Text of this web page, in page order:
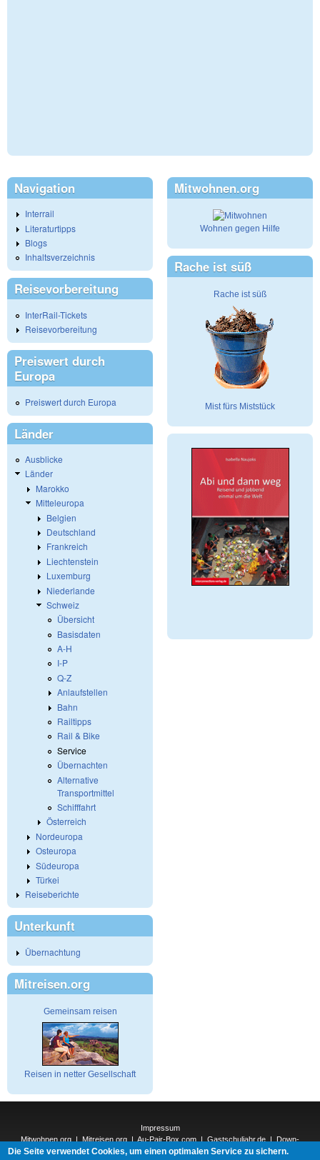
Navigation
Interrail
Literaturtipps
Blogs
Inhaltsverzeichnis
Reisevorbereitung
InterRail-Tickets
Reisevorbereitung
Preiswert durch
Europa
Preiswert durch Europa
Länder
Ausblicke
Länder
Marokko
Mitteleuropa
Belgien
Deutschland
Frankreich
Liechtenstein
Luxemburg
Niederlande
Schweiz
Übersicht
Basisdaten
A-H
I-P
Q-Z
Anlaufstellen
Bahn
Railtipps
Rail & Bike
Service
Übernachten
Alternative
Transportmittel
Schifffahrt
Österreich
Nordeuropa
Osteuropa
Südeuropa
Türkei
Reiseberichte
Unterkunft
Übernachtung
Mitreisen.org
Gemeinsam reisen
Reisen in netter Gesellschaft
Mitwohnen.org
Wohnen gegen Hilfe
Rache ist süß
Rache ist süß
Mist fürs Miststück
Impressum
Mitwohnen.org | Mitreisen.org | Au-Pair-Box.com | Gastschuljahr.de | Down-
Under.org |Elderpair.com|
Die Seite verwendet Cookies, um einen optimalen Service zu sichern.